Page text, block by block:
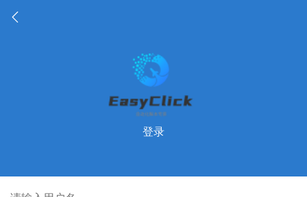
登录